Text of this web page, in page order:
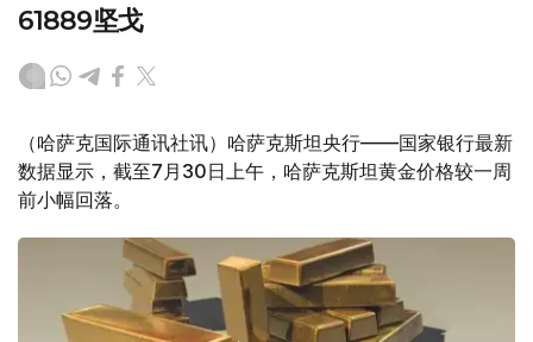
61889坚戈
（哈萨克国际通讯社讯）哈萨克斯坦央行——国家银行最新
数据显示，截至7月30日上午，哈萨克斯坦黄金价格较一周
前小幅回落。